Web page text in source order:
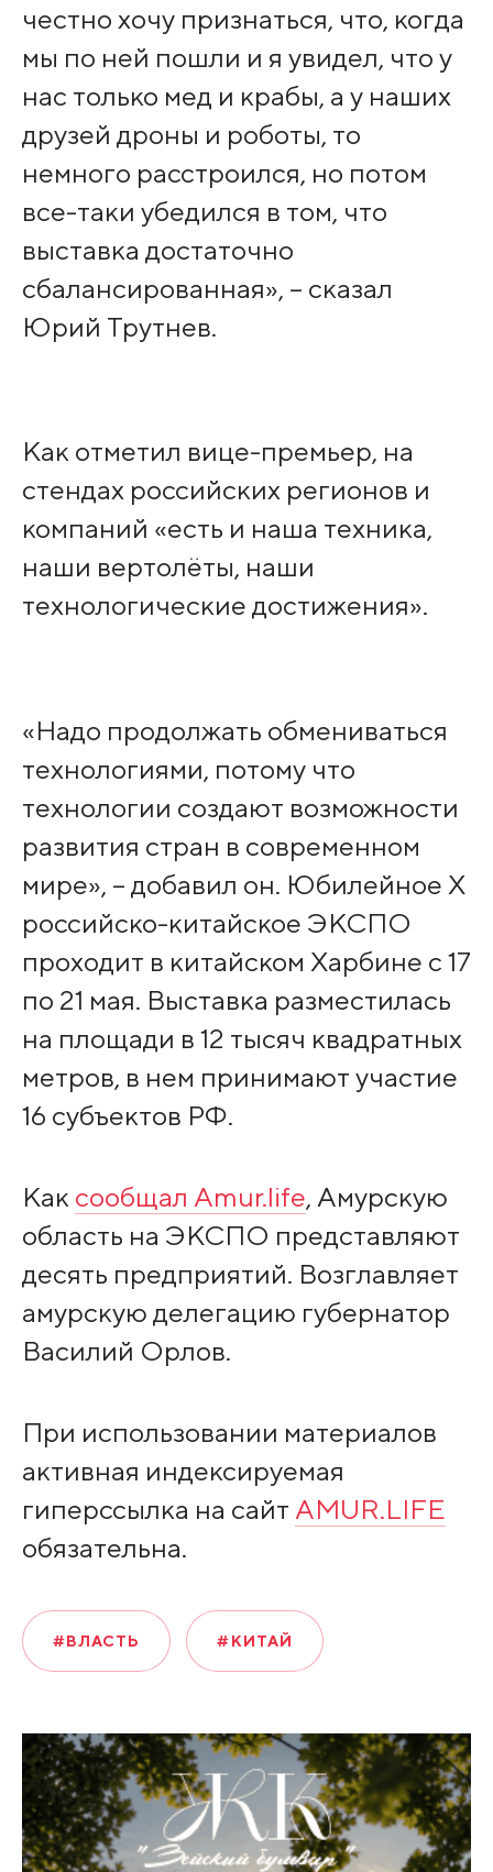
честно хочу признаться, что, когда
мы по ней пошли и я увидел, что у
нас только мед и крабы, а у наших
друзей дроны и роботы, то
немного расстроился, но потом
все-таки убедился в том, что
выставка достаточно
сбалансированная», – сказал
Юрий Трутнев.
Как отметил вице-премьер, на
стендах российских регионов и
компаний «есть и наша техника,
наши вертолёты, наши
технологические достижения».
«Надо продолжать обмениваться
технологиями, потому что
технологии создают возможности
развития стран в современном
мире», – добавил он. Юбилейное X
российско-китайское ЭКСПО
проходит в китайском Харбине с 17
по 21 мая. Выставка разместилась
на площади в 12 тысяч квадратных
метров, в нем принимают участие
16 субъектов РФ.
Как сообщал Amur.life, Амурскую
область на ЭКСПО представляют
десять предприятий. Возглавляет
амурскую делегацию губернатор
Василий Орлов.
При использовании материалов
активная индексируемая
гиперссылка на сайт AMUR.LIFE
обязательна.
#ВЛАСТЬ #КИТАЙ